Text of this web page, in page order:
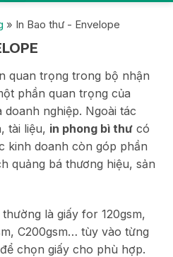
» In Bao thư - Envelope
quan trọng trong bộ nhận
phần quan trọng của
nghiệp. Ngoài tác
tài liệu, in phong bì thư có
kinh doanh còn góp phần
quảng bá thương hiệu, sản
là giấy for 120gsm,
C200gsm… tùy vào từng
chọn giấy cho phù hợp.